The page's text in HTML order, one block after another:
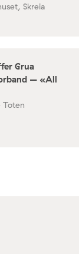
Skreia
Grua
– «All
Toten